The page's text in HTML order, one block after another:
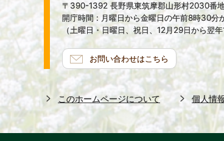
〒390-1392 長野県東筑摩郡山形村2030番
開庁時間 : 月曜日から金曜日の午前8時30分
（土曜日・日曜日、祝日、12月29日から翌年
お問い合わせはこちら
このホームページについて 個人情